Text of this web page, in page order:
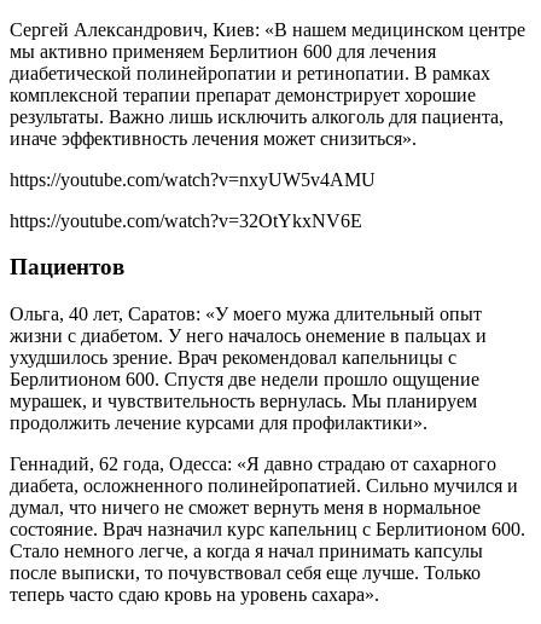
Сергей Александрович, Киев: «В нашем медицинском центре
мы активно применяем Берлитион 600 для лечения
диабетической полинейропатии и ретинопатии. В рамках
комплексной терапии препарат демонстрирует хорошие
результаты. Важно лишь исключить алкоголь для пациента,
иначе эффективность лечения может снизиться».
https://youtube.com/watch?v=nxyUW5v4AMU
https://youtube.com/watch?v=32OtYkxNV6E
Пациентов
Ольга, 40 лет, Саратов: «У моего мужа длительный опыт
жизни с диабетом. У него началось онемение в пальцах и
ухудшилось зрение. Врач рекомендовал капельницы с
Берлитионом 600. Спустя две недели прошло ощущение
мурашек, и чувствительность вернулась. Мы планируем
продолжить лечение курсами для профилактики».
Геннадий, 62 года, Одесса: «Я давно страдаю от сахарного
диабета, осложненного полинейропатией. Сильно мучился и
думал, что ничего не сможет вернуть меня в нормальное
состояние. Врач назначил курс капельниц с Берлитионом 600.
Стало немного легче, а когда я начал принимать капсулы
после выписки, то почувствовал себя еще лучше. Только
теперь часто сдаю кровь на уровень сахара».